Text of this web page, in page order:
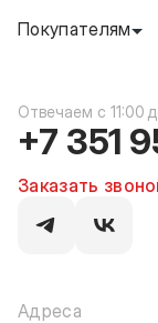
Покупателям
c 11:00
+7 351
Заказать
Адреса